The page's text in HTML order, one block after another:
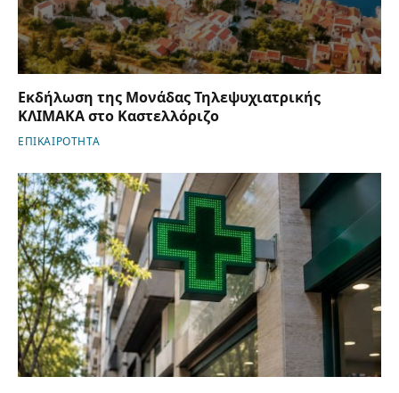
Εκδήλωση της Μονάδας Τηλεψυχιατρικής
ΚΛΙΜΑΚΑ στο Καστελλόριζο
ΕΠΙΚΑΙΡΟΤΗΤΑ